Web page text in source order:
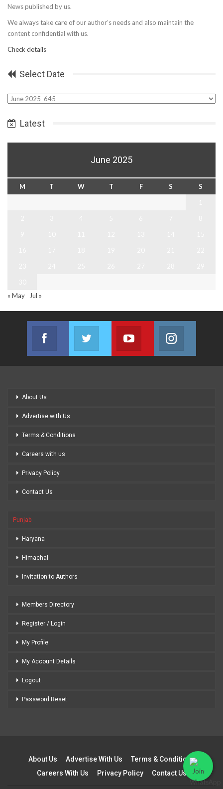
News published by us.
We always take care of our author’s needs and also maintain the
content confidential with us.
Check details
Select Date
Select
Latest
June 2025
M T W T F S
S
« May
Jul »
Facebook
Join us on Facebook
Twitter
Join us on Twitter
Youtube
Join us on Youtube
About Us
Advertise with Us
Terms & Conditions
Careers with us
Privacy Policy
Contact Us
Punjab
Haryana
Himachal
Invitation to Authors
Members Directory
Register / Login
My Profile
My Account Details
Logout
Password Reset
About Us Advertise With Us
Terms & Conditions
Careers With Us
Privacy Policy Contact Us